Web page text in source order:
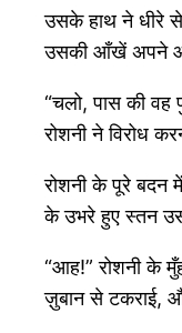
उसके हाथ ने धीरे से
उसकी आँखें अपने
“चलो, पास की वह
रोशनी ने विरोध
रोशनी के पूरे बदन
के उभरे हुए स्तन
“आह!” रोशनी के
ज़ुबान से टकराई,